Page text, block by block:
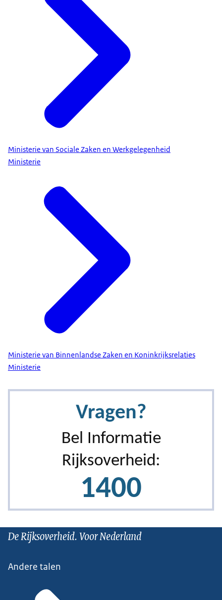
Ministerie van Sociale Zaken en Werkgelegenheid
Ministerie
Ministerie van Binnenlandse Zaken en Koninkrijksrelaties
Ministerie
De Rijksoverheid. Voor Nederland
Andere talen